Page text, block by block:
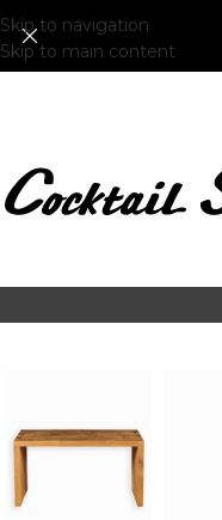
Skip to navigation
Skip to main content